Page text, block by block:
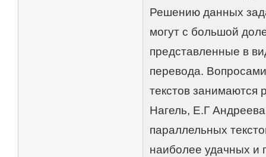
Решению данных
могут с большой
представленные в
перевода.
текстов
Нагель, Е.Г
параллельных
наиболее удачных и